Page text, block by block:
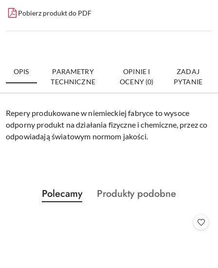
Pobierz produkt do PDF
OPIS
PARAMETRY
TECHNICZNE
OPINIE I
OCENY (0)
ZADAJ
PYTANIE
Repery produkowane w niemieckiej fabryce to wysoce
odporny produkt na działania fizyczne i chemiczne, przez co
odpowiadają światowym normom jakości.
Pomiń karuzelę produktów
Produkty
o
Polecamy
Produkty
Produkty podobne